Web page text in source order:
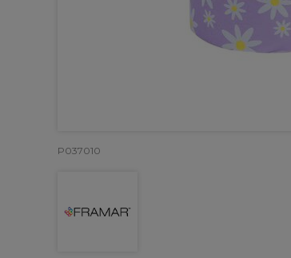
P037010